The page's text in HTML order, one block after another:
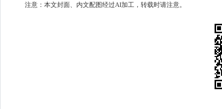
注意：本文封面、内文配图经过AI加工，转载时请注意。